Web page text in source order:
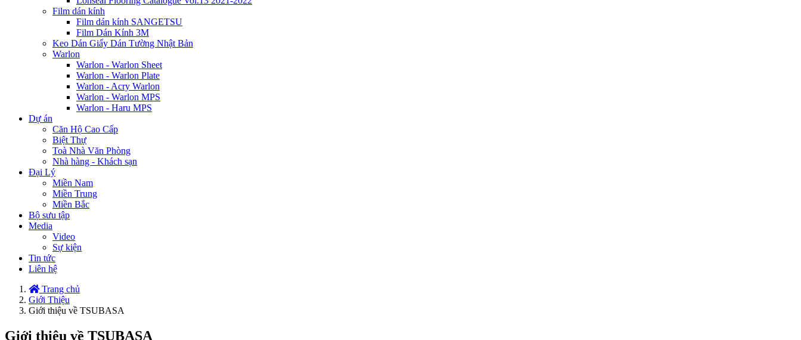
Film dán kính
Film dán kính SANGETSU
Film Dán Kính 3M
Keo Dán Giấy Dán Tường Nhật Bản
Warlon
Warlon - Warlon Sheet
Warlon - Warlon Plate
Warlon - Acry Warlon
Warlon - Warlon MPS
Warlon - Haru MPS
Dự án
Căn Hộ Cao Cấp
Biệt Thự
Toà Nhà Văn Phòng
Nhà hàng - Khách sạn
Đại Lý
Miền Nam
Miền Trung
Miền Bắc
Bộ sưu tập
Media
Video
Sự kiện
Tin tức
Liên hệ
Trang chủ
Giới Thiệu
Giới thiệu về TSUBASA
Giới thiệu về TSUBASA